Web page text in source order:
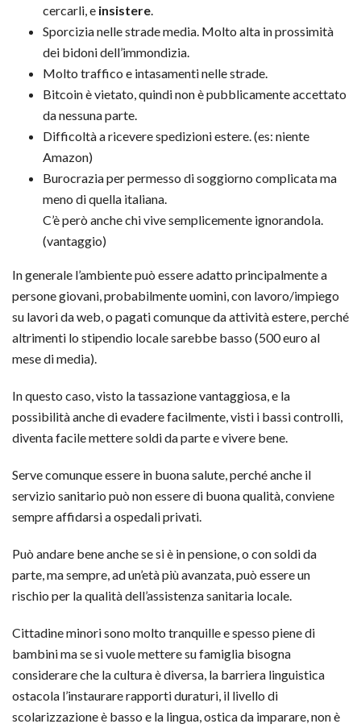
cercarli, e insistere.
Sporcizia nelle strade media. Molto alta in prossimità
dei bidoni dell’immondizia.
Molto traffico e intasamenti nelle strade.
Bitcoin è vietato, quindi non è pubblicamente accettato
da nessuna parte.
Difficoltà a ricevere spedizioni estere. (es: niente
Amazon)
Burocrazia per permesso di soggiorno complicata ma
meno di quella italiana.
C’è però anche chi vive semplicemente ignorandola.
(vantaggio)
In generale l’ambiente può essere adatto principalmente a
persone giovani, probabilmente uomini, con lavoro/impiego
su lavori da web, o pagati comunque da attività estere, perché
altrimenti lo stipendio locale sarebbe basso (500 euro al
mese di media).
In questo caso, visto la tassazione vantaggiosa, e la
possibilità anche di evadere facilmente, visti i bassi controlli,
diventa facile mettere soldi da parte e vivere bene.
Serve comunque essere in buona salute, perché anche il
servizio sanitario può non essere di buona qualità, conviene
sempre affidarsi a ospedali privati.
Può andare bene anche se si è in pensione, o con soldi da
parte, ma sempre, ad un’età più avanzata, può essere un
rischio per la qualità dell’assistenza sanitaria locale.
Cittadine minori sono molto tranquille e spesso piene di
bambini ma se si vuole mettere su famiglia bisogna
considerare che la cultura è diversa, la barriera linguistica
ostacola l’instaurare rapporti duraturi, il livello di
scolarizzazione è basso e la lingua, ostica da imparare, non è